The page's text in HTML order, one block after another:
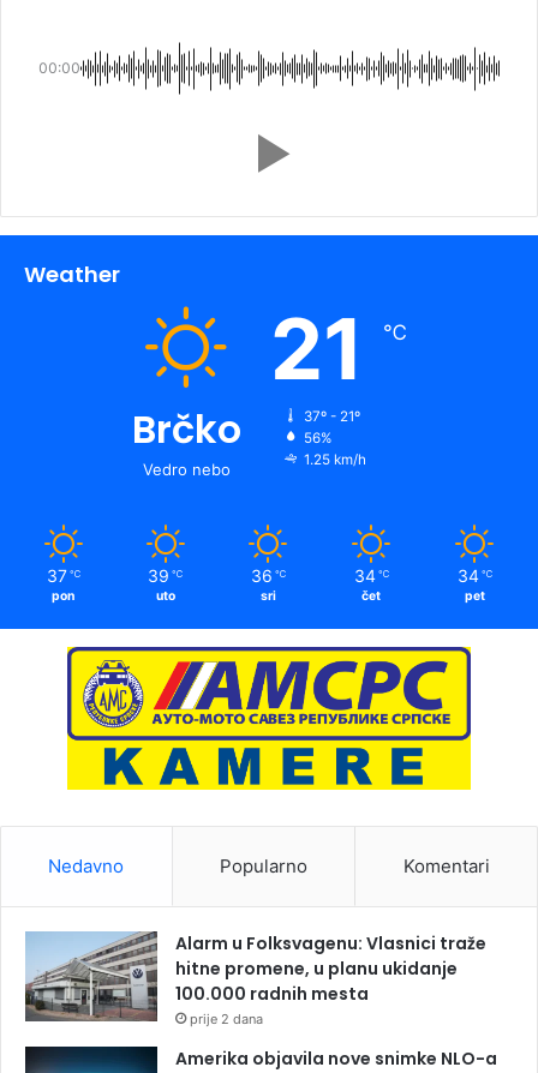
00:00
Weather
Brčko
Vedro nebo
21 ℃
37º - 21º
56%
1.25 km/h
37 ℃
pon
39 ℃
uto
36 ℃
sri
34 ℃
čet
34 ℃
pet
Nedavno Popularno Komentari
Alarm u Folksvagenu: Vlasnici traže
hitne promene, u planu ukidanje
100.000 radnih mesta
prije 2 dana
Amerika objavila nove snimke NLO-a